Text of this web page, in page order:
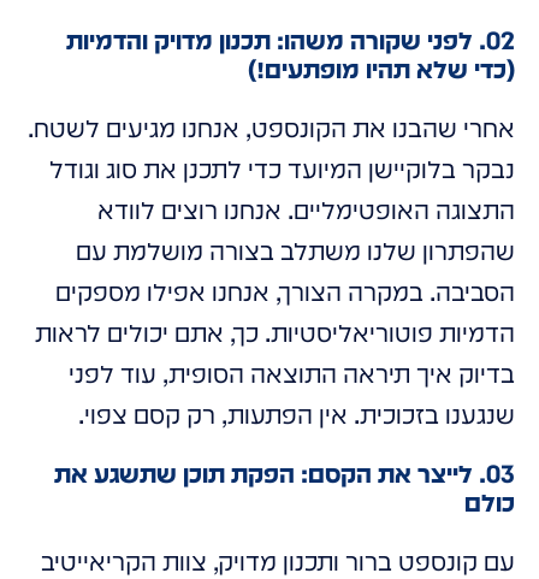
02. לפני שקורה משהו: תכנון מדויק והדמיות
(כדי שלא תהיו מופתעים!)
אחרי שהבנו את הקונספט, אנחנו מגיעים לשטח.
נבקר בלוקיישן המיועד כדי לתכנן את סוג וגודל
התצוגה האופטימליים. אנחנו רוצים לוודא
שהפתרון שלנו משתלב בצורה מושלמת עם
הסביבה. במקרה הצורך, אנחנו אפילו מספקים
הדמיות פוטוריאליסטיות. כך, אתם יכולים לראות
בדיוק איך תיראה התוצאה הסופית, עוד לפני
שנגענו בזכוכית. אין הפתעות, רק קסם צפוי.
03. לייצר את הקסם: הפקת תוכן שתשגע את
כולם
עם קונספט ברור ותכנון מדויק, צוות הקריאייטיב